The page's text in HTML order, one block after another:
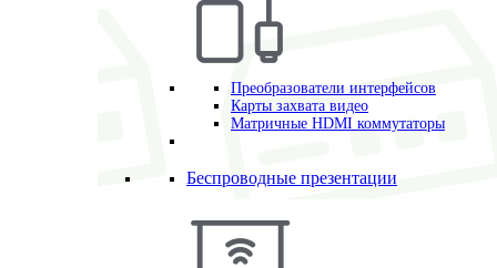
Преобразователи интерфейсов
Карты захвата видео
Матричные HDMI коммутаторы
Беспроводные презентации